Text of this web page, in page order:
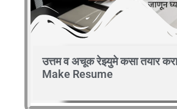
उत्तम व अचूक रेझ्युमे कसा तयार
Make Resume